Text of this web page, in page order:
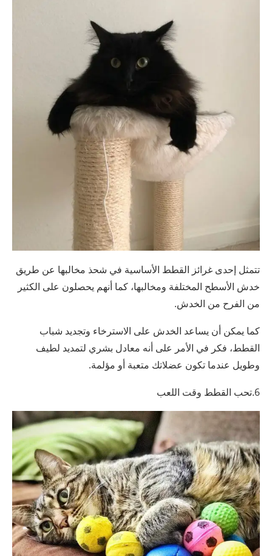
تتمثل إحدى غرائز القطط الأساسية في شحذ مخالبها عن طريق
خدش الأسطح المختلفة ومخالبها، كما أنهم يحصلون على الكثير
من الفرح من الخدش.
كما يمكن أن يساعد الخدش على الاسترخاء وتجديد شباب
القطط، فكر في الأمر على أنه معادل بشري لتمديد لطيف
وطويل عندما تكون عضلاتك متعبة أو مؤلمة.
6.تحب القطط وقت اللعب